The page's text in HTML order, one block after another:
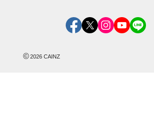
©2026 CAINZ